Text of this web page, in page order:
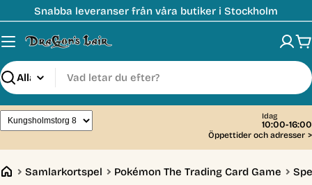
till
innehåll
Snabba leveranser från våra butiker i Stockholm
Sök
Idag
10:00-16:00
Öppettider och adresser >
Samlarkortspel Pokémon The Trading Card Game